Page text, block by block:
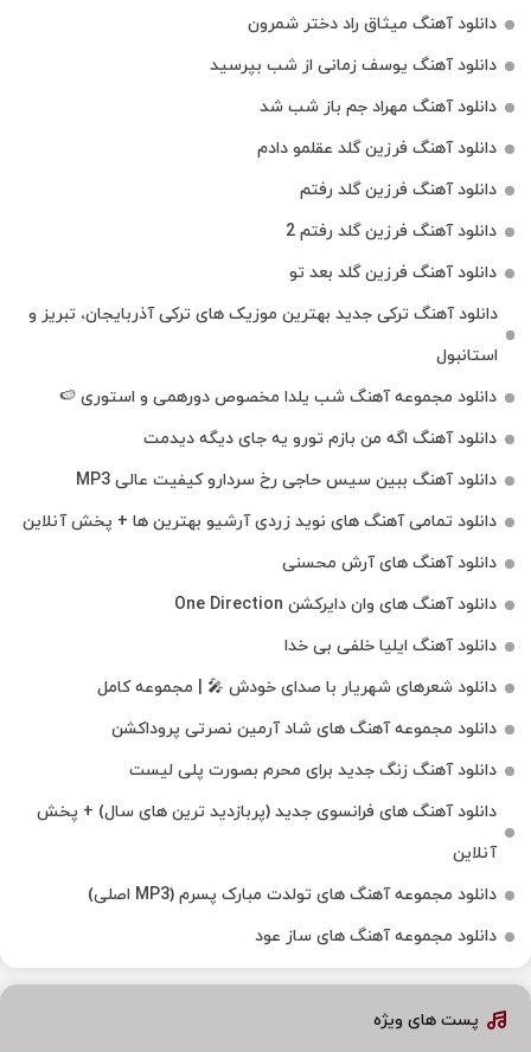
دانلود آهنگ میثاق راد دختر شمرون
دانلود آهنگ یوسف زمانی از شب بپرسید
دانلود آهنگ مهراد جم باز شب شد
دانلود آهنگ فرزین گلد عقلمو دادم
دانلود آهنگ فرزین گلد رفتم
دانلود آهنگ فرزین گلد رفتم 2
دانلود آهنگ فرزین گلد بعد تو
دانلود آهنگ ترکی جدید بهترین موزیک‌ های ترکی آذربایجان، تبریز و
استانبول
دانلود مجموعه آهنگ شب یلدا مخصوص دورهمی و استوری 🍉
دانلود آهنگ اگه من بازم تورو یه جای دیگه دیدمت
دانلود آهنگ ببین سیس حاجی رخ سردارو کیفیت عالی MP3
دانلود تمامی آهنگ های نوید زردی آرشیو بهترین ها + پخش آنلاین
دانلود آهنگ های آرش محسنی
دانلود آهنگ های وان دایرکشن One Direction
دانلود آهنگ ایلیا خلفی بی خدا
دانلود شعرهای شهریار با صدای خودش 🎤 | مجموعه کامل
دانلود مجموعه آهنگ های شاد آرمین نصرتی پروداکشن
دانلود آهنگ زنگ جدید برای محرم بصورت پلی لیست
دانلود آهنگ های فرانسوی جدید (پربازدید ترین های سال) + پخش
آنلاین
دانلود مجموعه آهنگ های تولدت مبارک پسرم (MP3 اصلی)
دانلود مجموعه آهنگ های ساز عود
پست های ویژه